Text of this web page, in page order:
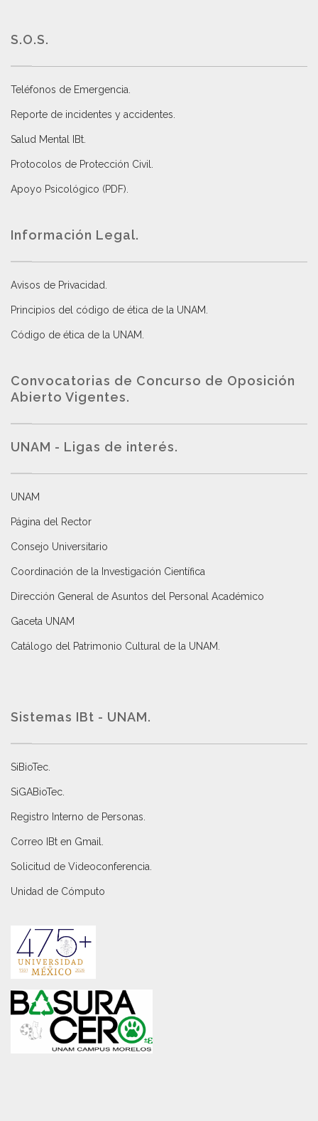
S.O.S.
Teléfonos de Emergencia.
Reporte de incidentes y accidentes
Salud Mental IBt
Protocolos de Protección Civil
Apoyo Psicológico (PDF)
Información Legal.
Avisos de Privacidad
Principios del código de ética de la UNAM
Código de ética de la UNAM
Convocatorias de Concurso de Oposición
Abierto Vigentes.
UNAM - Ligas de interés.
UNAM
Página del Rector
Consejo Universitario
Coordinación de la Investigación Científica
Dirección General de Asuntos del Personal Académico
Gaceta UNAM
Catálogo del Patrimonio Cultural de la UNAM.
Sistemas IBt - UNAM.
SiBioTec
SiGABioTec.
Registro Interno de Personas
Correo IBt en Gmail
Solicitud de Videoconferencia.
Unidad de Cómputo